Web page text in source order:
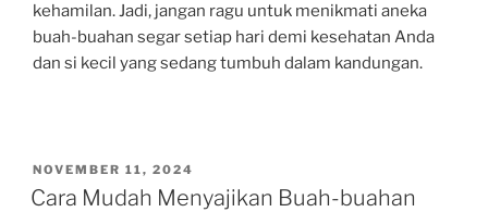
kehamilan. Jadi, jangan ragu untuk menikmati aneka
buah-buahan segar setiap hari demi kesehatan Anda
dan si kecil yang sedang tumbuh dalam kandungan.
POSTED
ON
NOVEMBER 11, 2024
Cara Mudah Menyajikan Buah-buahan